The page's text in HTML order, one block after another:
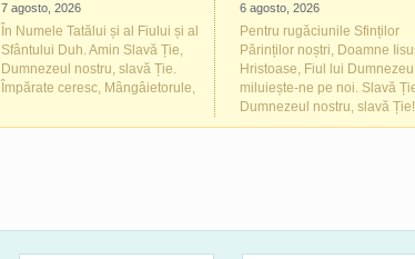
7 agosto, 2026
În Numele Tatălui și al Fiului și al
Sfântului Duh. Amin Slavă Ție,
Dumnezeul nostru, slavă Ție.
Împărate ceresc, Mângâietorule,
6 agosto, 2026
Pentru rugăciunile Sfinților
Părinților noștri, Doamne
Hristoase, Fiul lui
miluiește-ne pe noi. Slavă
Dumnezeul nostru, slavă Ție!